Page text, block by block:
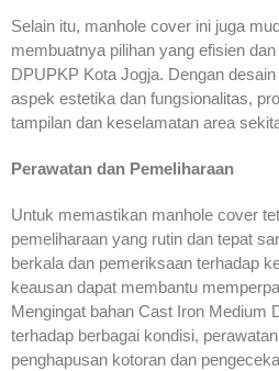
Selain itu, manhole cover ini juga
membuatnya pilihan yang efisien
DPUPKP Kota Jogja. Dengan
aspek estetika dan fungsionalitas,
tampilan dan keselamatan area
Perawatan dan Pemeliharaan
Untuk memastikan manhole cover
pemeliharaan yang rutin dan tepat
berkala dan pemeriksaan terhadap
keausan dapat membantu
Mengingat bahan Cast Iron Medium
terhadap berbagai kondisi,
penghapusan kotoran dan